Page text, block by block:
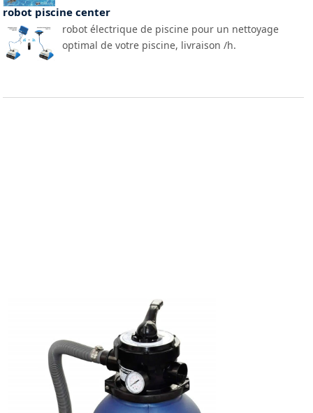
robot piscine center
robot électrique de piscine pour un nettoyage
optimal de votre piscine, livraison /h.